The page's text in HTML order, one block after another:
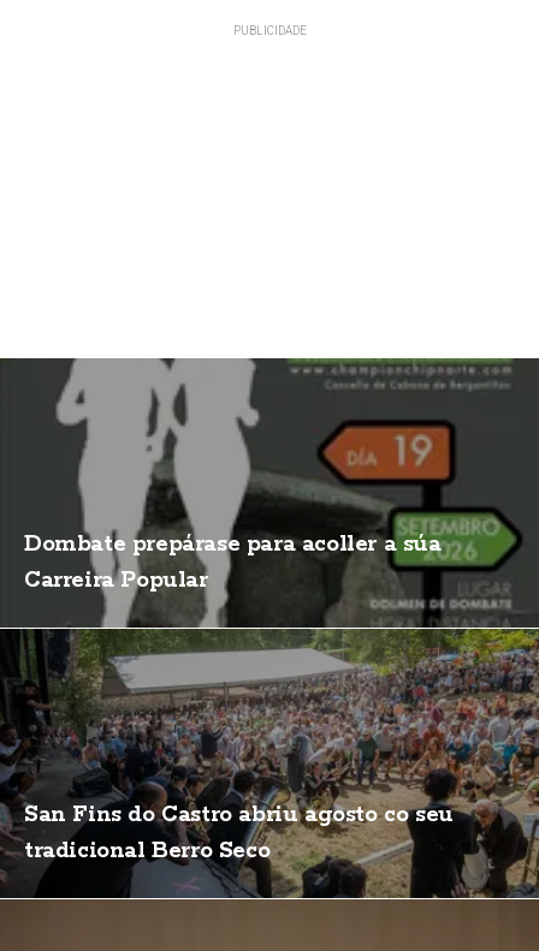
Dombate prepárase para acoller a súa
Carreira Popular
San Fins do Castro abriu agosto co seu
tradicional Berro Seco